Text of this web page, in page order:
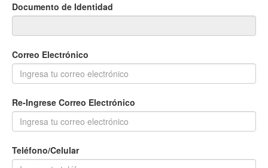
Documento de Identidad
Correo Electrónico
Re-Ingrese Correo Electrónico
Teléfono/Celular